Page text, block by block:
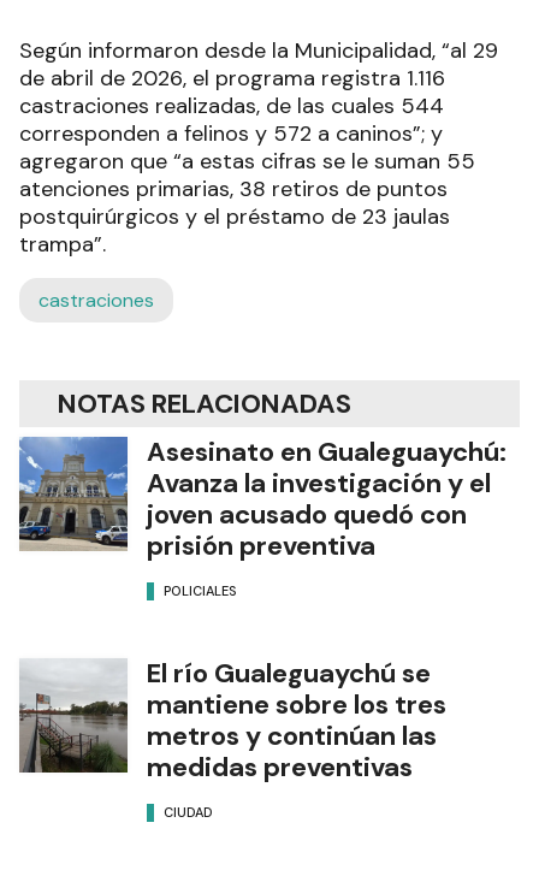
Según informaron desde la Municipalidad, “al 29
de abril de 2026, el programa registra 1.116
castraciones realizadas, de las cuales 544
corresponden a felinos y 572 a caninos”; y
agregaron que “a estas cifras se le suman 55
atenciones primarias, 38 retiros de puntos
postquirúrgicos y el préstamo de 23 jaulas
trampa”.
castraciones
NOTAS RELACIONADAS
Asesinato en Gualeguaychú:
Avanza la investigación y el
joven acusado quedó con
prisión preventiva
POLICIALES
El río Gualeguaychú se
mantiene sobre los tres
metros y continúan las
medidas preventivas
CIUDAD